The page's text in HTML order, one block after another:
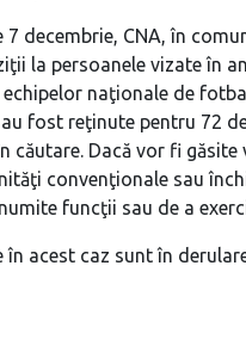
7 decembrie, CNA, în
la persoanele vizate în
naţionale de
au fost reţinute pentru 72
căutare. Dacă vor fi
convenţionale sau
funcţii sau de a
în acest caz sunt în